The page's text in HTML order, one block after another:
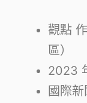
觀點
區）
2023
國際